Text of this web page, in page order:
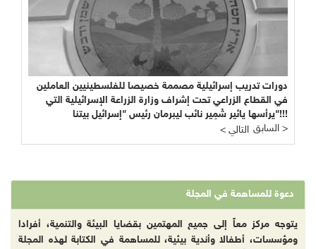
دورات تدريب إسرائيلية مصممة خصيصا للفلسطينيين العاملين
في القطاع الزراعي تحت إشراف وزارة الزراعة الإسرائيلية التي
يرأسها يائير شَمِير نائب ليبرمان رئيس "إسرائيل بيتنا"!!!
< التالي
السابق >
دعوة للمساهمة في المجلة
يتوجه مركز معاً إلى جميع المهتمين بقضايا البيئة والتنمية، أفرادا
ومؤسسات، أطفالا وأندية بيئية، للمساهمة في الكتابة لهذه المجلة